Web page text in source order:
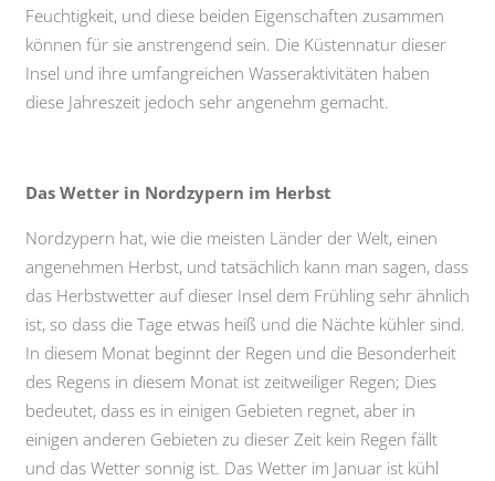
Feuchtigkeit, und diese beiden Eigenschaften zusammen
können für sie anstrengend sein. Die Küstennatur dieser
Insel und ihre umfangreichen Wasseraktivitäten haben
diese Jahreszeit jedoch sehr angenehm gemacht.
Das Wetter in Nordzypern im Herbst
Nordzypern hat, wie die meisten Länder der Welt, einen
angenehmen Herbst, und tatsächlich kann man sagen, dass
das Herbstwetter auf dieser Insel dem Frühling sehr ähnlich
ist, so dass die Tage etwas heiß und die Nächte kühler sind.
In diesem Monat beginnt der Regen und die Besonderheit
des Regens in diesem Monat ist zeitweiliger Regen; Dies
bedeutet, dass es in einigen Gebieten regnet, aber in
einigen anderen Gebieten zu dieser Zeit kein Regen fällt
und das Wetter sonnig ist. Das Wetter im Januar ist kühl